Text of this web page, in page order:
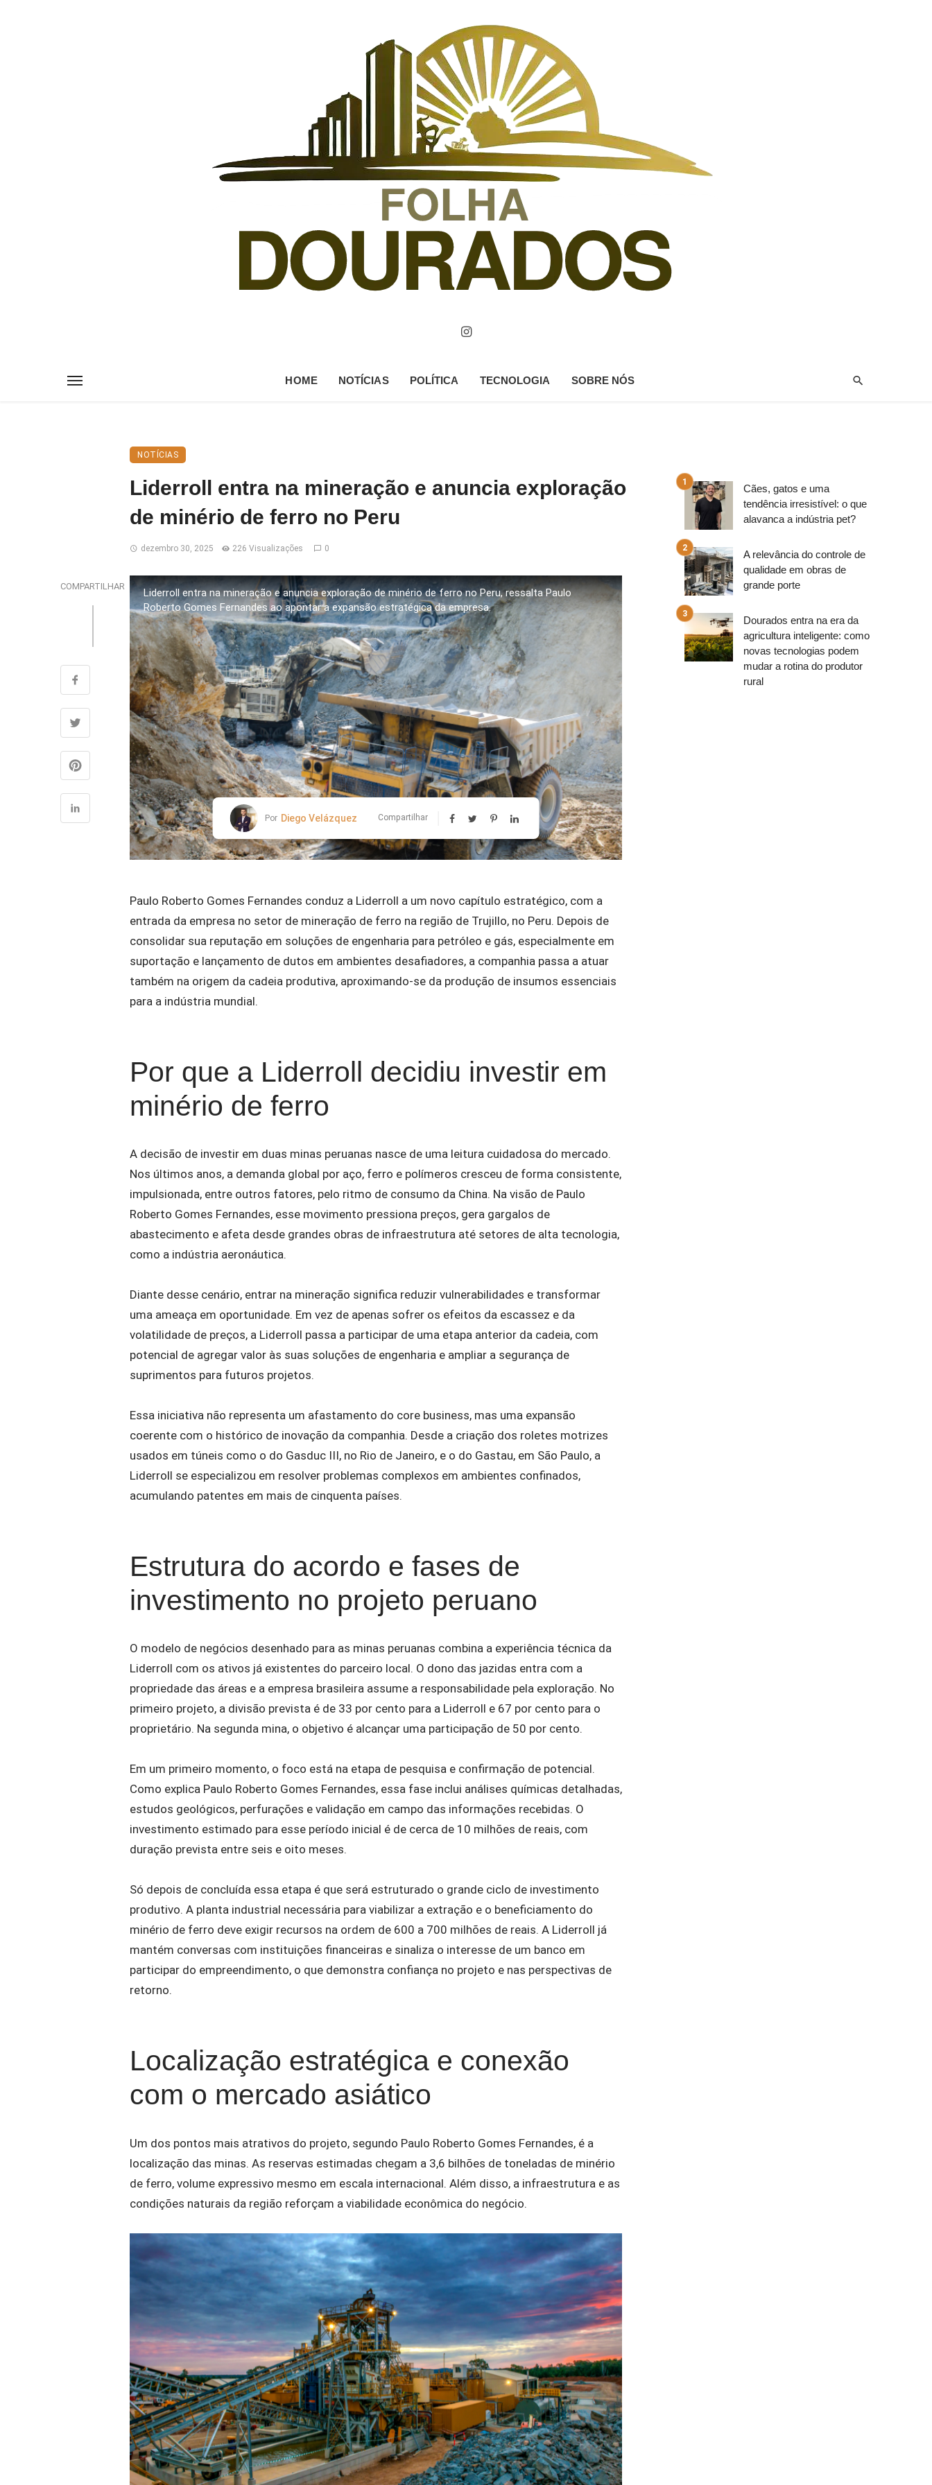
HOME NOTÍCIAS POLÍTICA TECNOLOGIA SOBRE NÓS
NOTÍCIAS
Liderroll entra na mineração e anuncia exploração
de minério de ferro no Peru
dezembro 30, 2025 226 Visualizações 0
COMPARTILHAR
Liderroll entra na mineração e anuncia exploração de minério de ferro no Peru, ressalta Paulo
Roberto Gomes Fernandes ao apontar a expansão estratégica da empresa.
Por Diego Velázquez Compartilhar
Paulo Roberto Gomes Fernandes conduz a Liderroll a um novo capítulo estratégico, com a
entrada da empresa no setor de mineração de ferro na região de Trujillo, no Peru. Depois de
consolidar sua reputação em soluções de engenharia para petróleo e gás, especialmente em
suportação e lançamento de dutos em ambientes desafiadores, a companhia passa a atuar
também na origem da cadeia produtiva, aproximando-se da produção de insumos essenciais
para a indústria mundial.
Por que a Liderroll decidiu investir em
minério de ferro
A decisão de investir em duas minas peruanas nasce de uma leitura cuidadosa do mercado.
Nos últimos anos, a demanda global por aço, ferro e polímeros cresceu de forma consistente,
impulsionada, entre outros fatores, pelo ritmo de consumo da China. Na visão de Paulo
Roberto Gomes Fernandes, esse movimento pressiona preços, gera gargalos de
abastecimento e afeta desde grandes obras de infraestrutura até setores de alta tecnologia,
como a indústria aeronáutica.
Diante desse cenário, entrar na mineração significa reduzir vulnerabilidades e transformar
uma ameaça em oportunidade. Em vez de apenas sofrer os efeitos da escassez e da
volatilidade de preços, a Liderroll passa a participar de uma etapa anterior da cadeia, com
potencial de agregar valor às suas soluções de engenharia e ampliar a segurança de
suprimentos para futuros projetos.
Essa iniciativa não representa um afastamento do core business, mas uma expansão
coerente com o histórico de inovação da companhia. Desde a criação dos roletes motrizes
usados em túneis como o do Gasduc III, no Rio de Janeiro, e o do Gastau, em São Paulo, a
Liderroll se especializou em resolver problemas complexos em ambientes confinados,
acumulando patentes em mais de cinquenta países.
Estrutura do acordo e fases de
investimento no projeto peruano
O modelo de negócios desenhado para as minas peruanas combina a experiência técnica da
Liderroll com os ativos já existentes do parceiro local. O dono das jazidas entra com a
propriedade das áreas e a empresa brasileira assume a responsabilidade pela exploração. No
primeiro projeto, a divisão prevista é de 33 por cento para a Liderroll e 67 por cento para o
proprietário. Na segunda mina, o objetivo é alcançar uma participação de 50 por cento.
Em um primeiro momento, o foco está na etapa de pesquisa e confirmação de potencial.
Como explica Paulo Roberto Gomes Fernandes, essa fase inclui análises químicas detalhadas,
estudos geológicos, perfurações e validação em campo das informações recebidas. O
investimento estimado para esse período inicial é de cerca de 10 milhões de reais, com
duração prevista entre seis e oito meses.
Só depois de concluída essa etapa é que será estruturado o grande ciclo de investimento
produtivo. A planta industrial necessária para viabilizar a extração e o beneficiamento do
minério de ferro deve exigir recursos na ordem de 600 a 700 milhões de reais. A Liderroll já
mantém conversas com instituições financeiras e sinaliza o interesse de um banco em
participar do empreendimento, o que demonstra confiança no projeto e nas perspectivas de
retorno.
Localização estratégica e conexão
com o mercado asiático
Um dos pontos mais atrativos do projeto, segundo Paulo Roberto Gomes Fernandes, é a
localização das minas. As reservas estimadas chegam a 3,6 bilhões de toneladas de minério
de ferro, volume expressivo mesmo em escala internacional. Além disso, a infraestrutura e as
condições naturais da região reforçam a viabilidade econômica do negócio.
Cães, gatos e uma
tendência irresistível: o que
alavanca a indústria pet?
A relevância do controle de
qualidade em obras de
grande porte
Dourados entra na era da
agricultura inteligente: como
novas tecnologias podem
mudar a rotina do produtor
rural